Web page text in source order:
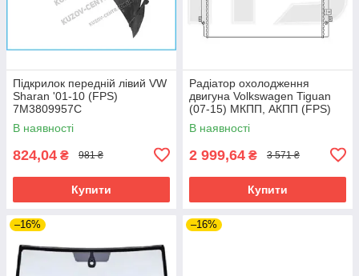
Підкрилок передній лівий VW
Sharan '01-10 (FPS)
7M3809957C
В наявності
824,04 ₴ 981 ₴
Купити
Радіатор охолодження
двигуна Volkswagen Tiguan
(07-15) МКПП, АКПП (FPS)
В наявності
2 999,64 ₴ 3 571 ₴
Купити
–16% –16%